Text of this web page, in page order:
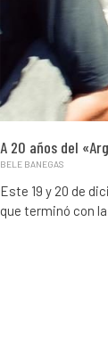
A 20 años del
BELE BANEGAS
Este 19 y 20 de
que terminó con